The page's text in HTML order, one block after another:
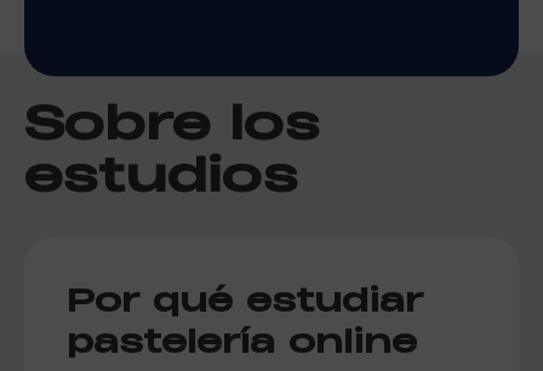
Sobre los
estudios
Por qué estudiar
pastelería online